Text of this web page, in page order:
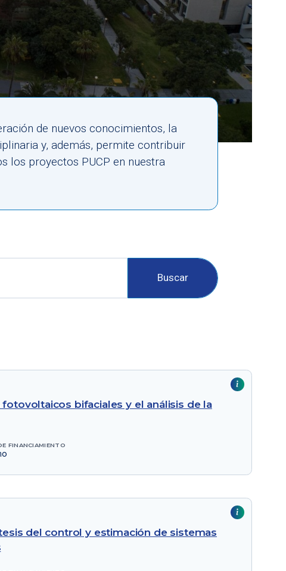
de nuevos conocimientos, la
y, además, permite contribuir
los proyectos PUCP en nuestra
Buscar
bifaciales y el análisis de la
FINANCIAMIENTO
del control y estimación de sistemas